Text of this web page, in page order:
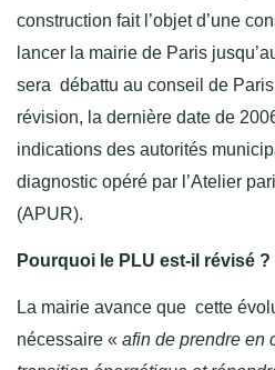
construction fait l’objet d’une
lancer la mairie de Paris
sera débattu au conseil de
révision, la dernière date de
indications des autorités
diagnostic opéré par l’Atelier
(APUR).
Pourquoi le PLU est-il révisé ?
La mairie avance que cette
nécessaire « afin de prendre en